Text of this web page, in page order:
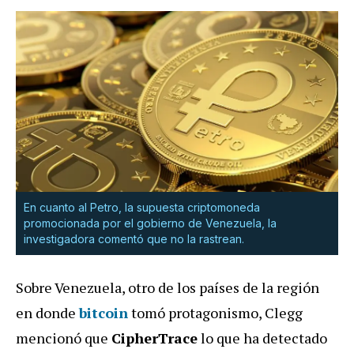
En cuanto al Petro, la supuesta criptomoneda
promocionada por el gobierno de Venezuela, la
investigadora comentó que no la rastrean.
Sobre Venezuela, otro de los países de la región
en dondebitcointomó protagonismo, Clegg
mencionó que CipherTracelo que ha detectado